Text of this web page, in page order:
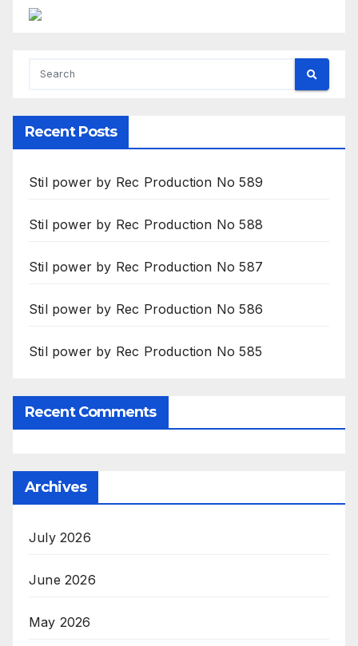
Recent Posts
Stil power by Rec Production No 589
Stil power by Rec Production No 588
Stil power by Rec Production No 587
Stil power by Rec Production No 586
Stil power by Rec Production No 585
Recent Comments
Archives
July 2026
June 2026
May 2026